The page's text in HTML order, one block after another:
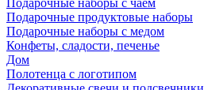
Подарочные наборы с чаем
Подарочные продуктовые наборы
Подарочные наборы с медом
Конфеты, сладости, печенье
Дом
Полотенца с логотипом